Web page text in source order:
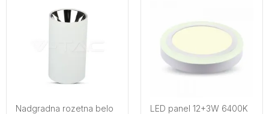
Nadgradna rozetna belo
LED panel 12+3W 6400K